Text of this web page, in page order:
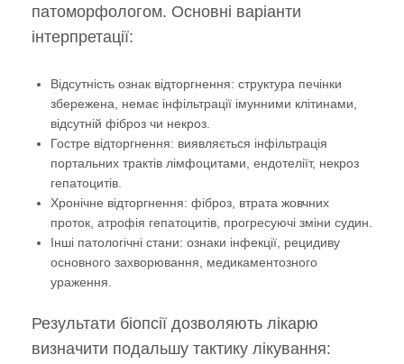
патоморфологом. Основні варіанти
інтерпретації:
Відсутність ознак відторгнення: структура печінки
збережена, немає інфільтрації імунними клітинами,
відсутній фіброз чи некроз.
Гостре відторгнення: виявляється інфільтрація
портальних трактів лімфоцитами, ендотеліїт, некроз
гепатоцитів.
Хронічне відторгнення: фіброз, втрата жовчних
проток, атрофія гепатоцитів, прогресуючі зміни судин.
Інші патологічні стани: ознаки інфекції, рецидиву
основного захворювання, медикаментозного
ураження.
Результати біопсії дозволяють лікарю
визначити подальшу тактику лікування: